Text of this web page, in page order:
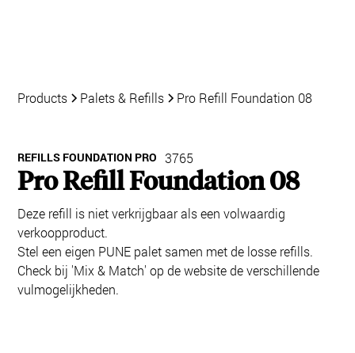
Products Palets & Refills Pro Refill Foundation 08
REFILLS FOUNDATION PRO 3765
Pro Refill Foundation 08
Deze refill is niet verkrijgbaar als een volwaardig
verkoopproduct.
Stel een eigen PUNE palet samen met de losse refills.
Check bij 'Mix & Match' op de website de verschillende
vulmogelijkheden.